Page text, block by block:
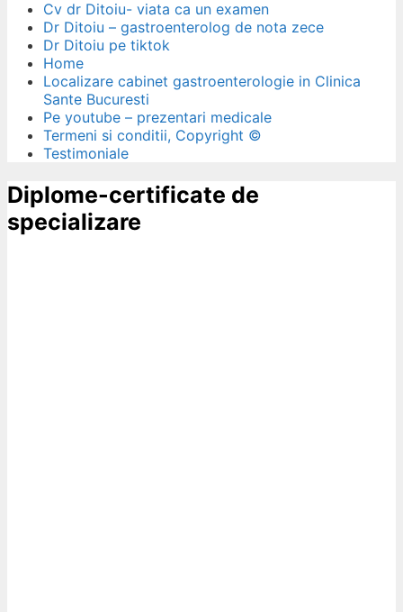
Cv dr Ditoiu- viata ca un examen
Dr Ditoiu – gastroenterolog de nota zece
Dr Ditoiu pe tiktok
Home
Localizare cabinet gastroenterologie in Clinica
Sante Bucuresti
Pe youtube – prezentari medicale
Termeni si conditii, Copyright ©
Testimoniale
Diplome-certificate de
specializare